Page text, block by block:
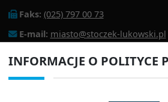
Faks: (025) 797 00 73
E-mail: miasto@stoczek-lukowski.pl
INFORMACJE O POLITYCE